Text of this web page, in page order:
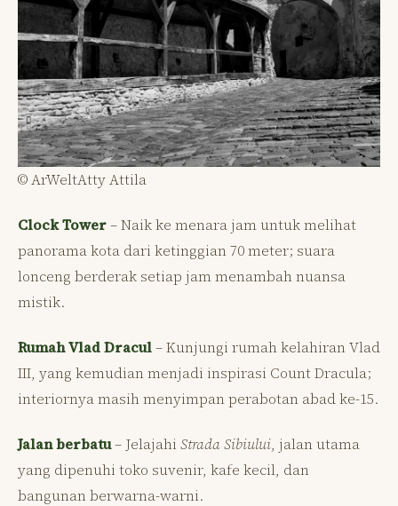
© ArWeltAtty Attila
Clock Tower– Naik ke menara jam untuk melihat
panorama kota dari ketinggian 70 meter; suara
lonceng berderak setiap jam menambah nuansa
mistik.
Rumah Vlad Dracul– Kunjungi rumah kelahiran Vlad
III, yang kemudian menjadi inspirasi Count Dracula;
interiornya masih menyimpan perabotan abad ke-15.
Jalan berbatu– Jelajahi Strada Sibiului, jalan utama
yang dipenuhi toko suvenir, kafe kecil, dan
bangunan berwarna-warni.